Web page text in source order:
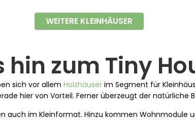
WEITERE KLEINHÄUSER
zum Tiny
sich vor allemHolzhäuser im Segment für
hier von Vorteil. Ferner überzeugt der natürliche
auch im Kleinformat. Hinzu kommen Wohnmodule